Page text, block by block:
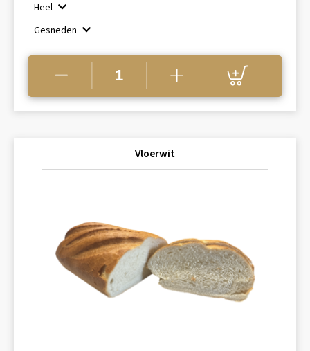
Heel
Gesneden
Vloerwit